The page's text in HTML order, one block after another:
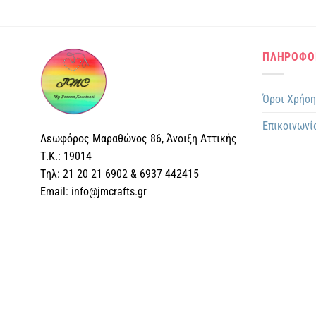
Λεωφόρος Μαραθώνος 86, Άνοιξη Αττικής
Τ.Κ.: 19014
Tηλ: 21 20 21 6902 & 6937 442415
Email: info@jmcrafts.gr
Όροι